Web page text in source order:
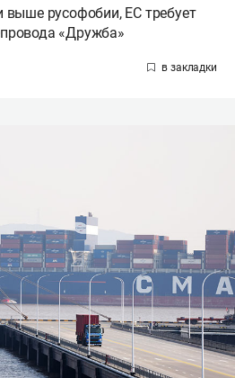
выше русофобии, ЕС требует
«Дружба»